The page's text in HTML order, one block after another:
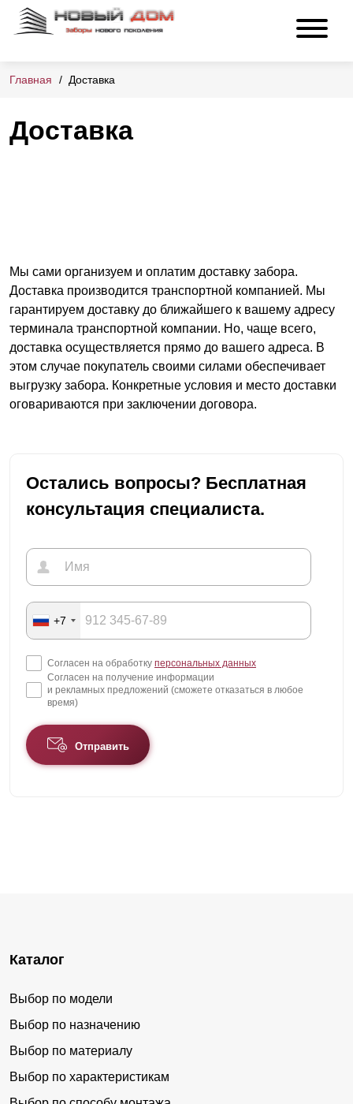
Главная Доставка
Доставка
Мы сами организуем и оплатим доставку забора.
Доставка производится транспортной компанией. Мы
гарантируем доставку до ближайшего к вашему адресу
терминала транспортной компании. Но, чаще всего,
доставка осуществляется прямо до вашего адреса. В
этом случае покупатель своими силами обеспечивает
выгрузку забора. Конкретные условия и место доставки
оговариваются при заключении договора.
Остались вопросы? Бесплатная
консультация специалиста.
+7
Согласен на обработку персональных данных
Согласен на получение информации
и рекламных предложений (сможете отказаться в любое
время)
Отправить
Каталог
Выбор по модели
Выбор по назначению
Выбор по материалу
Выбор по характеристикам